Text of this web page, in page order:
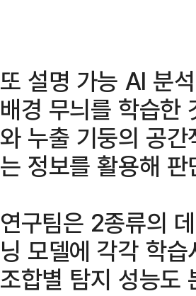
또 설명 가능 AI 분
배경 무늬를 학습한
와 누출 기둥의 공
는 정보를 활용해
연구팀은 2종류의
닝 모델에 각각 학
조합별 탐지 성능도